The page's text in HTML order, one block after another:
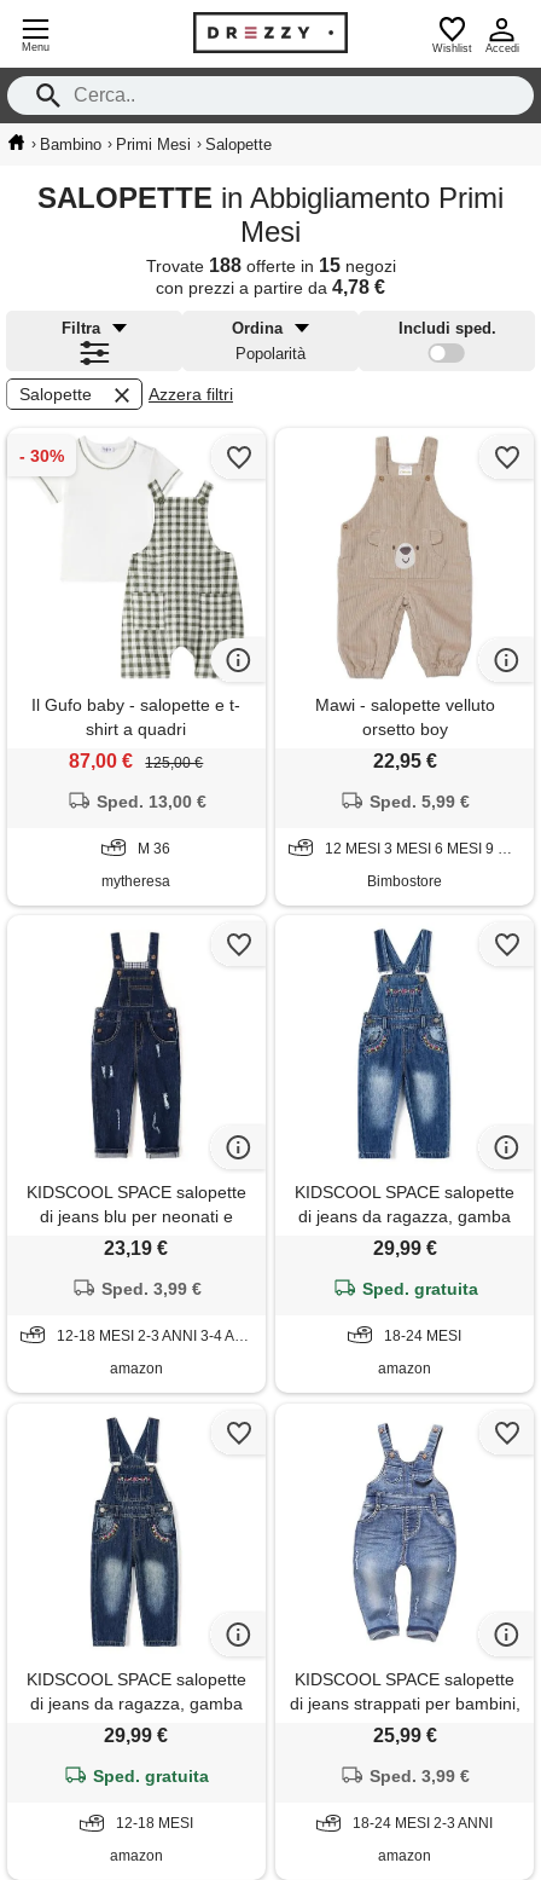
Menu Wishlist Accedi
› Bambino › Primi Mesi › Salopette
SALOPETTE in Abbigliamento Primi
Mesi
Trovate 188offerte in 15negozi
con prezzi a partire da 4,78 €
Filtra
Ordina
Popolarità
Includi sped.
Salopette Azzera filtri
Il Gufo baby - salopette e t-
shirt a quadri
87,00 € 125,00 €
Sped. 13,00 €
M 36
mytheresa
Mawi - salopette velluto
orsetto boy
22,95 €
Sped. 5,99 €
12 MESI 3 MESI 6 MESI 9 MESI
Bimbostore
KIDSCOOL SPACE salopette
di jeans blu per neonati e
bambini/ragazze, salopette di
23,19 €
Sped. 3,99 €
12-18 MESI 2-3 ANNI 3-4 ANNI
amazon
KIDSCOOL SPACE salopette
di jeans da ragazza, gamba
larga, fisarmonica, tasche
di jeans cargo, blu scuro
29,99 €
Sped. gratuita
18-24 MESI
amazon
KIDSCOOL SPACE salopette
di jeans da ragazza, gamba
larga, fisarmonica, tasche
di jeans cargo, blu scuro
29,99 €
Sped. gratuita
12-18 MESI
amazon
KIDSCOOL SPACE salopette
di jeans strappati per bambini,
pantaloni di maglione di jeans
2-3 anni
25,99 €
Sped. 3,99 €
18-24 MESI 2-3 ANNI
amazon